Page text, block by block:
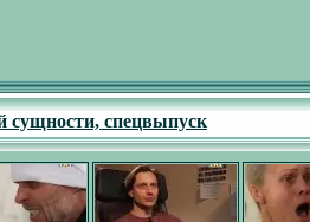
сущности, спецвыпуск